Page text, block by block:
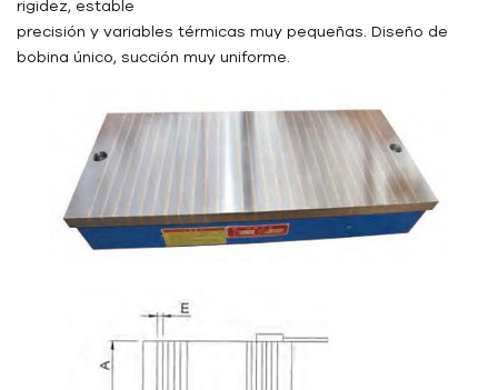
rigidez, estable
precisión y variables térmicas muy pequeñas. Diseño de
bobina único, succión muy uniforme.